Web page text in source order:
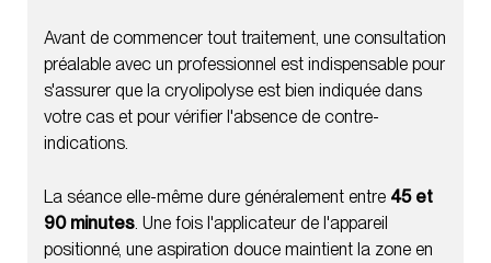
Avant de commencer tout traitement, une consultation
préalable avec un professionnel est indispensable pour
s'assurer que la cryolipolyse est bien indiquée dans
votre cas et pour vérifier l'absence de contre-
indications.
La séance elle-même dure généralement entre 45 et
90 minutes . Une fois l'applicateur de l'appareil
positionné, une aspiration douce maintient la zone en